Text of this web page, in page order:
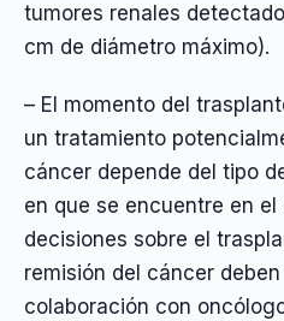
tumores renales
cm de diámetro máximo).
– El momento del
un tratamiento
cáncer depende del tipo
en que se encuentre en
decisiones sobre el
remisión del cáncer
colaboración con